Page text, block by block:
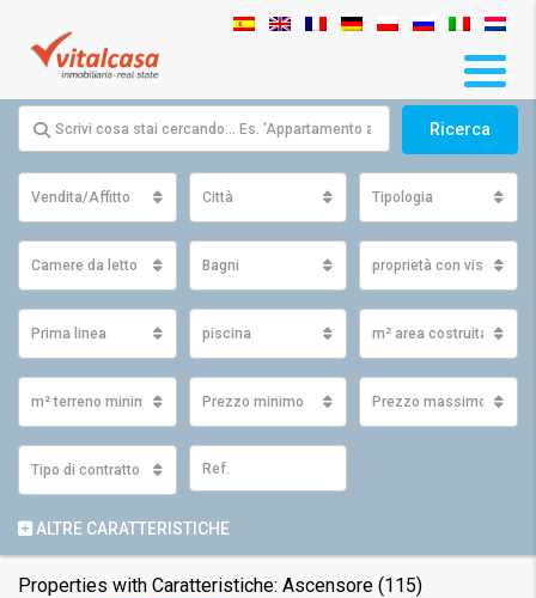
Ricerca
Vendita/Affitto Città Tipologia
Camere da letto Bagni proprietà con vista
Prima linea piscina m² area costruita
m² terreno minimo Prezzo minimo Prezzo massimo
Tipo di contratto
ALTRE CARATTERISTICHE
Properties with Caratteristiche: Ascensore (115)